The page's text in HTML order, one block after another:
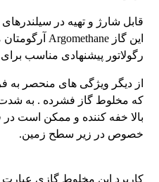
این گاز Argomethane آرگومتان میباشد.
رگولاتور پیشنهادی مناسب
از دیگر ویژگی های منحصر به
که مخلوط گاز فشرده . به
بالا خفه کننده و ممکن است در
خصوص در زیر سطح زمین.
کاربرد این مخلوط گازی